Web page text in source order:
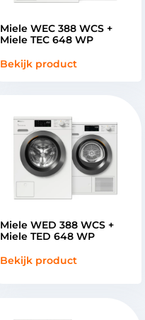
Miele WEC 388 WCS +
Miele TEC 648 WP
Bekijk product
Miele WED 388 WCS +
Miele TED 648 WP
Bekijk product